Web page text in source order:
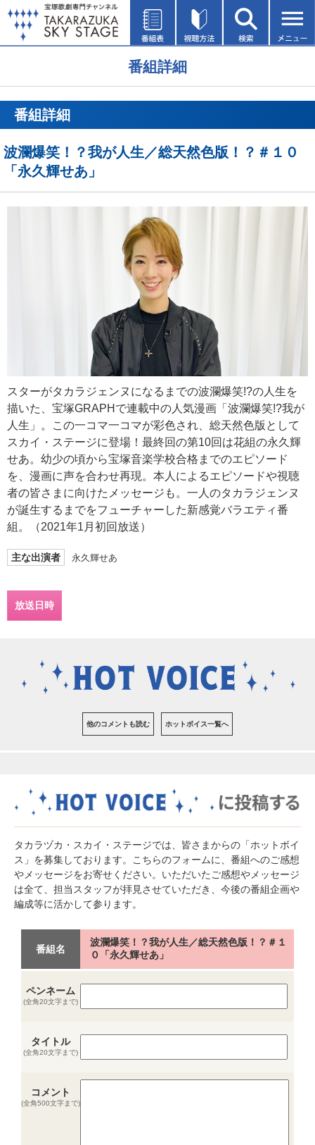
番組詳細
番組詳細
波瀾爆笑！？我が人生／総天然色版！？＃１０
「永久輝せあ」
スターがタカラジェンヌになるまでの波瀾爆笑!?の人生を
描いた、宝塚GRAPHで連載中の人気漫画「波瀾爆笑!?我が
人生」。この一コマ一コマが彩色され、総天然色版として
スカイ・ステージに登場！最終回の第10回は花組の永久輝
せあ。幼少の頃から宝塚音楽学校合格までのエピソード
を、漫画に声を合わせ再現。本人によるエピソードや視聴
者の皆さまに向けたメッセージも。一人のタカラジェンヌ
が誕生するまでをフューチャーした新感覚バラエティ番
組。（2021年1月初回放送）
主な出演者 永久輝せあ
放送日時
他のコメントも読む ホットボイス一覧へ
タカラヅカ・スカイ・ステージでは、皆さまからの「ホットボイ
ス」を募集しております。こちらのフォームに、番組へのご感想
やメッセージをお寄せください。いただいたご感想やメッセージ
は全て、担当スタッフが拝見させていただき、今後の番組企画や
編成等に活かして参ります。
番組名
波瀾爆笑！？我が人生／総天然色版！？＃１
０「永久輝せあ」
ペンネーム
(全角20文字まで)
タイトル
(全角20文字まで)
コメント
(全角500文字まで)